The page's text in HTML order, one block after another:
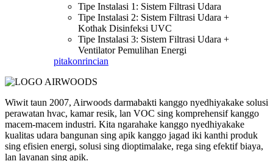
Tipe Instalasi 1: Sistem Filtrasi Udara
Tipe Instalasi 2: Sistem Filtrasi Udara +
Kothak Disinfeksi UVC
Tipe Instalasi 3: Sistem Filtrasi Udara +
Ventilator Pemulihan Energi
pitakonrincian
Wiwit taun 2007, Airwoods darmabakti kanggo nyedhiyakake solusi
perawatan hvac, kamar resik, lan VOC sing komprehensif kanggo
macem-macem industri. Kita ngarahake kanggo nyedhiyakake
kualitas udara bangunan sing apik kanggo jagad iki kanthi produk
sing efisien energi, solusi sing dioptimalake, rega sing efektif biaya,
lan layanan sing apik.